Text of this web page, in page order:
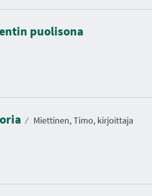
puolisona
⁄ Miettinen, Timo, kirjoittaja